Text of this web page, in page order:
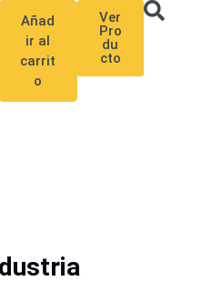
Videoporteros
Añad
ir al
carrit
o
Ver
Pro
du
cto